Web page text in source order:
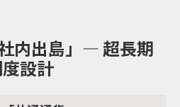
内出島」— 超長期
設計